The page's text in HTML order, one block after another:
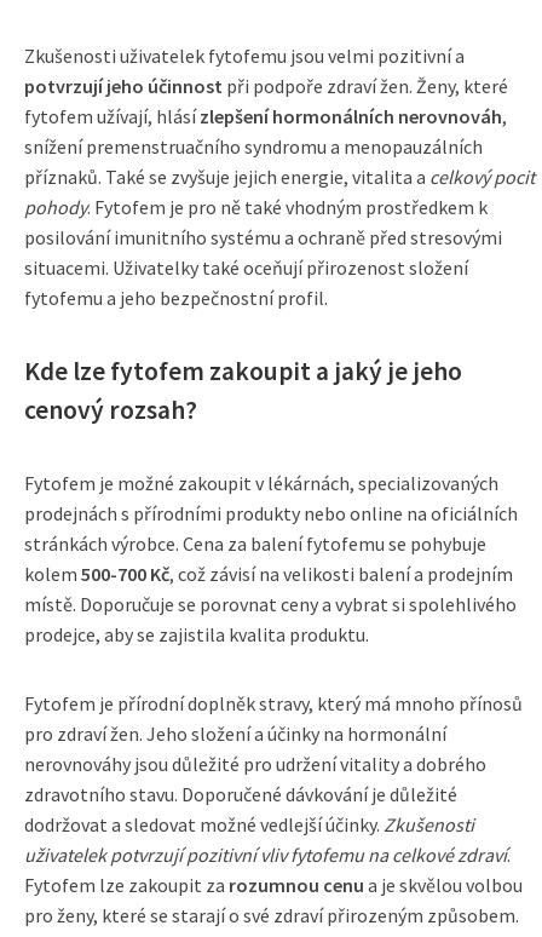
Zkušenosti uživatelek fytofemu jsou velmi pozitivní a
potvrzují jeho účinnost při podpoře zdraví žen. Ženy, které
fytofem užívají, hlásízlepšení hormonálních nerovnováh,
snížení premenstruačního syndromu a menopauzálních
příznaků. Také se zvyšuje jejich energie, vitalita a celkový pocit
pohody. Fytofem je pro ně také vhodným prostředkem k
posilování imunitního systému a ochraně před stresovými
situacemi. Uživatelky také oceňují přirozenost složení
fytofemu a jeho bezpečnostní profil.
Kde lze fytofem zakoupit a jaký je jeho
cenový rozsah?
Fytofem je možné zakoupit v lékárnách, specializovaných
prodejnách s přírodními produkty nebo online na oficiálních
stránkách výrobce. Cena za balení fytofemu se pohybuje
kolem 500-700 Kč, což závisí na velikosti balení a prodejním
místě. Doporučuje se porovnat ceny a vybrat si spolehlivého
prodejce, aby se zajistila kvalita produktu.
Fytofem je přírodní doplněk stravy, který má mnoho přínosů
pro zdraví žen. Jeho složení a účinky na hormonální
nerovnováhy jsou důležité pro udržení vitality a dobrého
zdravotního stavu. Doporučené dávkování je důležité
dodržovat a sledovat možné vedlejší účinky. Zkušenosti
uživatelek potvrzují pozitivní vliv fytofemu na celkové zdraví.
Fytofem lze zakoupit za rozumnou cenu a je skvělou volbou
pro ženy, které se starají o své zdraví přirozeným způsobem.